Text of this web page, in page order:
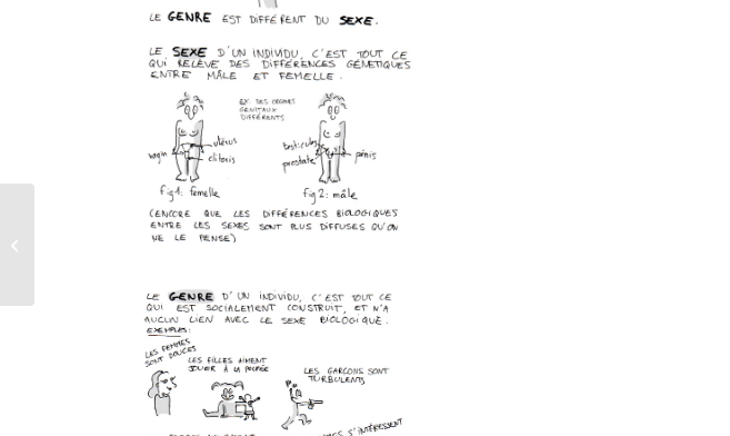
Lettre ouverte à Jean-Marc Ayrault,